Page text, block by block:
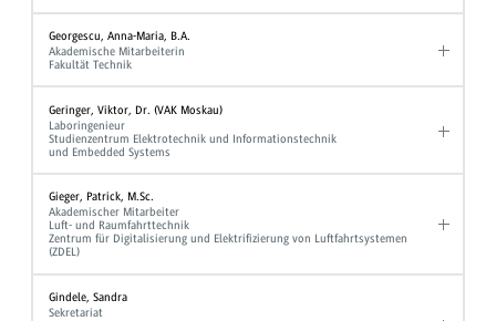
Georgescu, Anna-Maria, B.A.
Akademische Mitarbeiterin
Fakultät Technik
Geringer, Viktor, Dr. (VAK Moskau)
Laboringenieur
Studienzentrum Elektrotechnik und Informationstechnik
und Embedded Systems
Gieger, Patrick, M.Sc.
Akademischer Mitarbeiter
Luft- und Raumfahrttechnik
Zentrum für Digitalisierung und Elektrifizierung von Luftfahrtsystemen
(ZDEL)
Gindele, Sandra
Sekretariat